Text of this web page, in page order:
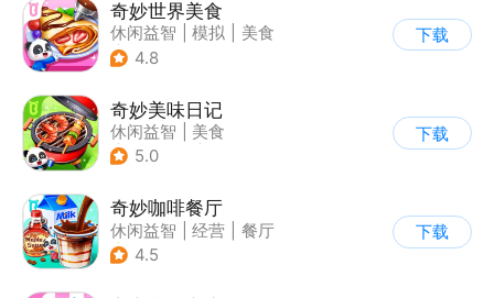
奇妙世界美食
休闲益智 模拟
美食
| 宝宝巴士
4.8
下载
奇妙美味日记
休闲益智
美食
| 宝宝巴士
5.0
下载
奇妙咖啡餐厅
休闲益智 经营
餐厅
| 宝宝巴士
4.5
下载